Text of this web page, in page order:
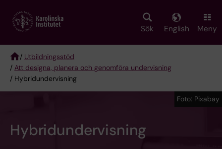
main
Sök English Meny
Breadcrumb
/ Utbildningsstöd
/ Att designa, planera och genomföra undervisning
/ Hybridundervisning
Hybridundervisning
Foto: Pixabay